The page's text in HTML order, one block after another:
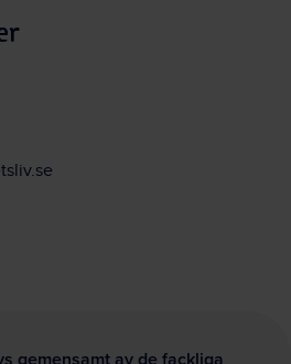
gemensamt av de fackliga